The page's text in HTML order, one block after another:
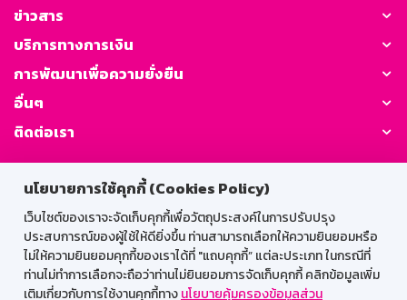
นโยบายการใช้คุกกี้ (Cookies Policy)
เว็บไซต์ของเราจะจัดเก็บคุกกี้เพื่อวัตถุประสงค์ในการปรับปรุง
ประสบการณ์ของผู้ใช้ให้ดียิ่งขึ้น ท่านสามารถเลือกให้ความยินยอมหรือ
ไม่ให้ความยินยอมคุกกี้ของเราได้ที่ "แถบคุกกี้” แต่ละประเภท ในกรณีที่
ท่านไม่ทำการเลือกจะถือว่าท่านไม่ยินยอมการจัดเก็บคุกกี้ คลิกข้อมูลเพิ่ม
เติมเกี่ยวกับการใช้งานคุกกี้ทางนโยบายคุ้มครองข้อมูลส่วน
ข่าวสาร
บริการทางการเงิน
การพัฒนาเพื่อความยั่งยืน
อื่นๆ
ติดต่อเรา
GSB Society:
สำหรับพนักงาน
Web HR
GSB Wisdom M-Search